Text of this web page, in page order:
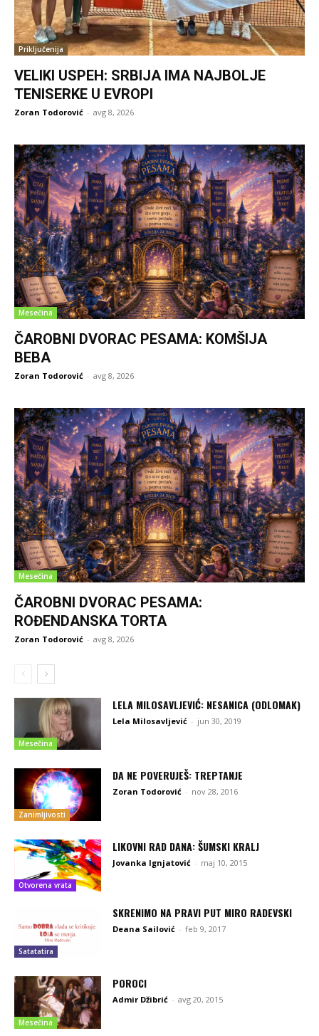
Priključenija
VELIKI USPEH: SRBIJA IMA NAJBOLJE
TENISERKE U EVROPI
Zoran Todorović - avg 8, 2026
Mesečina
ČAROBNI DVORAC PESAMA: KOMŠIJA
BEBA
Zoran Todorović - avg 8, 2026
Mesečina
ČAROBNI DVORAC PESAMA:
ROĐENDANSKA TORTA
Zoran Todorović - avg 8, 2026
Mesečina
LELA MILOSAVLJEVIĆ: NESANICA (ODLOMAK)
Lela Milosavljević - jun 30, 2019
Zanimljivosti
DA NE POVERUJEŠ: TREPTANJE
Zoran Todorović - nov 28, 2016
Otvorena vrata
LIKOVNI RAD DANA: ŠUMSKI KRALJ
Jovanka Ignjatović - maj 10, 2015
Satatatira
SKRENIMO NA PRAVI PUT MIRO RADEVSKI
Deana Sailović - feb 9, 2017
Mesečina
POROCI
Admir Džibrić - avg 20, 2015